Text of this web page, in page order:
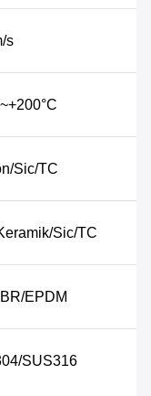
s
Sic/TC
Sic/TC
EPDM
SUS316